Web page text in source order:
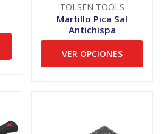
TOLSEN TOOLS
Martillo Pica Sal
Antichispa
VER OPCIONES